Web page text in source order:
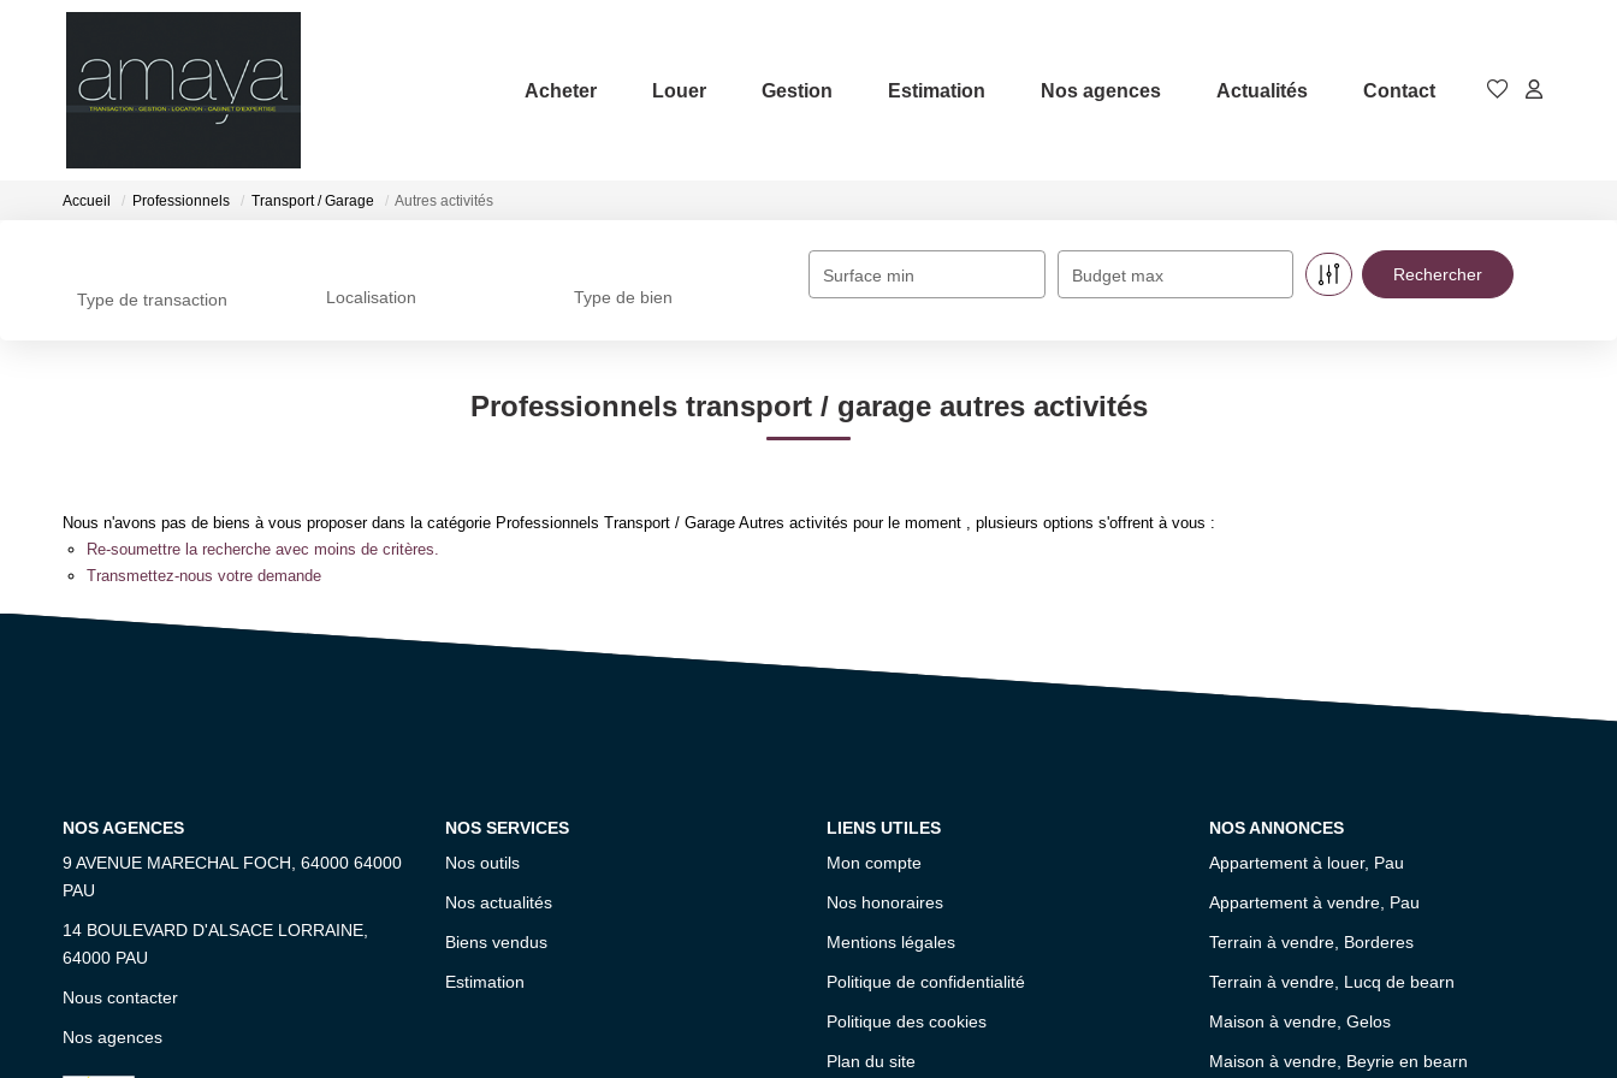
Acheter Louer Gestion Estimation Nos agences Actualités Contact
Accueil Professionnels Transport / Garage Autres activités
Type de transaction Localisation Type de bien
Surface min Budget max
Professionnels transport / garage autres activités
Nous n'avons pas de biens à vous proposer dans la catégorie Professionnels Transport / Garage Autres activités pour le moment , plusieurs options s'offrent à vous :
Re-soumettre la recherche avec moins de critères.
Transmettez-nous votre demande
NOS AGENCES
9 AVENUE MARECHAL FOCH, 64000 64000
PAU
14 BOULEVARD D'ALSACE LORRAINE,
64000 PAU
Nous contacter
Nos agences
NOS SERVICES
Nos outils
Nos actualités
Biens vendus
Estimation
LIENS UTILES
Mon compte
Nos honoraires
Mentions légales
Politique de confidentialité
Politique des cookies
Plan du site
NOS ANNONCES
Appartement à louer, Pau
Appartement à vendre, Pau
Terrain à vendre, Borderes
Terrain à vendre, Lucq de bearn
Maison à vendre, Gelos
Maison à vendre, Beyrie en bearn